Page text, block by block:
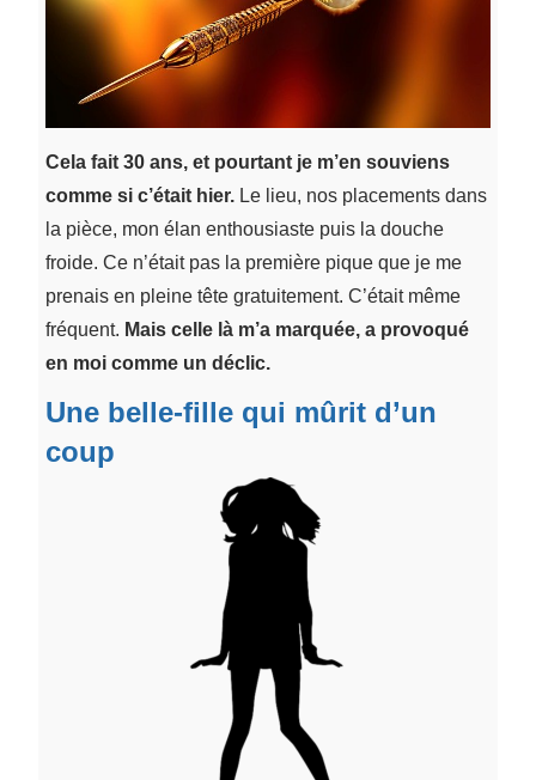
Cela fait 30 ans, et pourtant je m’en souviens
comme si c’était hier.Le lieu, nos placements dans
la pièce, mon élan enthousiaste puis la douche
froide. Ce n’était pas la première pique que je me
prenais en pleine tête gratuitement. C’était même
fréquent. Mais celle là m’a marquée, a provoqué
en moi comme un déclic.
Une belle-fille qui mûrit d’un
coup